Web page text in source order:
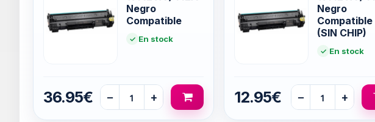
Negro
Compatible
En stock
36.95€ − +
Negro
Compatible
(SIN CHIP)
En stock
12.95€ − +